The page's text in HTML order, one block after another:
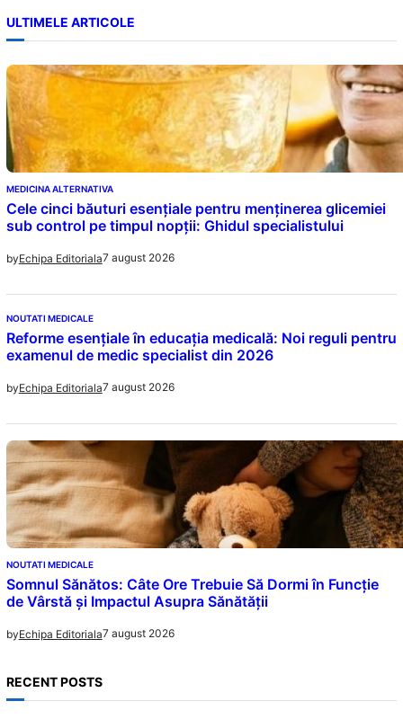
ULTIMELE ARTICOLE
MEDICINA ALTERNATIVA
Cele cinci băuturi esențiale pentru menținerea glicemiei
sub control pe timpul nopții: Ghidul specialistului
byEchipa Editoriala7 august 2026
NOUTATI MEDICALE
Reforme esențiale în educația medicală: Noi reguli pentru
examenul de medic specialist din 2026
byEchipa Editoriala7 august 2026
NOUTATI MEDICALE
Somnul Sănătos: Câte Ore Trebuie Să Dormi în Funcție
de Vârstă și Impactul Asupra Sănătății
byEchipa Editoriala7 august 2026
RECENT POSTS